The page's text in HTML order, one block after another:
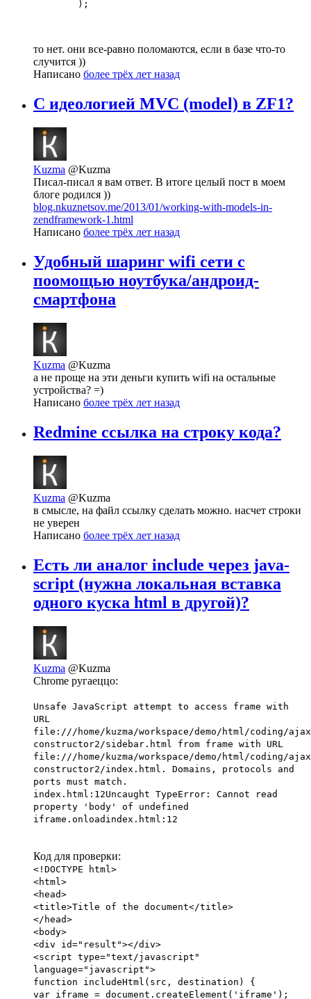
то нет. они все-равно поломаются, если в базе что-то
случится ))
Написано более трёх лет назад
С идеологией MVC (model) в ZF1?
Kuzma @Kuzma
Писал-писал я вам ответ. В итоге целый пост в моем
блоге родился ))
blog.nkuznetsov.me/2013/01/working-with-models-in-
zendframework-1.html
Написано более трёх лет назад
Удобный шаринг wifi сети с
поомощью ноутбука/андроид-
смартфона
Kuzma @Kuzma
а не проще на эти деньги купить wifi на остальные
устройства? =)
Написано более трёх лет назад
Redmine ссылка на строку кода?
Kuzma @Kuzma
в смысле, на файл ссылку сделать можно. насчет строки
не уверен
Написано более трёх лет назад
Есть ли аналог include через java-
script (нужна локальная вставка
одного куска html в другой)?
Kuzma @Kuzma
Chrome ругаеццо:
Unsafe JavaScript attempt to access frame with
URL
file:///home/kuzma/workspace/demo/html/coding/
constructor2/sidebar.html from frame with URL
file:///home/kuzma/workspace/demo/html/coding/
constructor2/index.html. Domains, protocols and
ports must match.
index.html:12Uncaught TypeError: Cannot read
property 'body' of undefined
iframe.onloadindex.html:12
Код для проверки:
<!DOCTYPE html>
<html>
<head>
<title>Title of the document</title>
</head>
<body>
<div id="result"></div>
<script type="text/javascript"
language="javascript">
function includeHtml(src, destination) {
var iframe = document.createElement('iframe');